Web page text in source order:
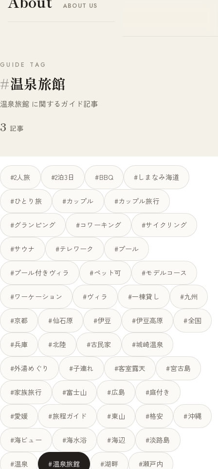
ABOUT US
GUIDE TAG
#温泉旅館
温泉旅館 に関するガイド記事
3 記事
#2人旅 #2泊3日 #BBQ #しまなみ海道
#ひとり旅 #カップル #カップル旅行
#グランピング #コワーキング #サイクリング
#サウナ #テレワーク #プール
#プール付きヴィラ #ペット可 #モデルコース
#ワーケーション #ヴィラ #一棟貸し #九州
#京都 #仙石原 #伊豆 #伊豆高原 #全国
#兵庫 #北陸 #古民家 #城崎温泉
#外湯めぐり #子連れ #客室露天 #宮古島
#家族旅行 #富士山 #広島 #庭付き
#愛媛 #旅程ガイド #東山 #格安 #沖縄
#海ビュー #海水浴 #海辺 #淡路島
#温泉 #温泉旅館 #湖畔 #瀬戸内